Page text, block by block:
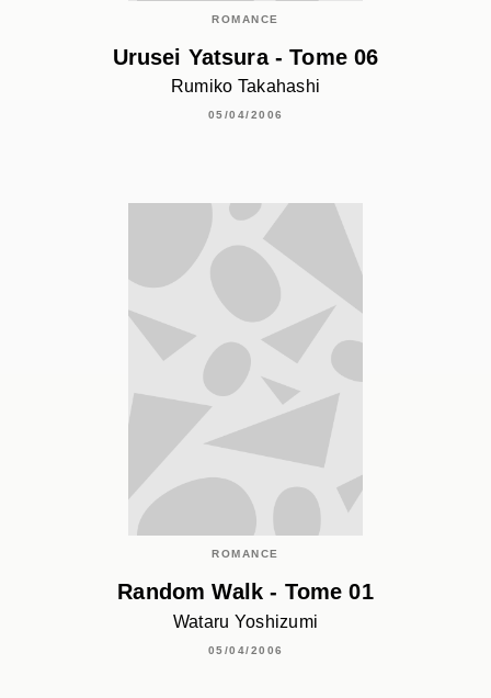
ROMANCE
Urusei Yatsura - Tome 06
Rumiko Takahashi
05/04/2006
ROMANCE
Random Walk - Tome 01
Wataru Yoshizumi
05/04/2006